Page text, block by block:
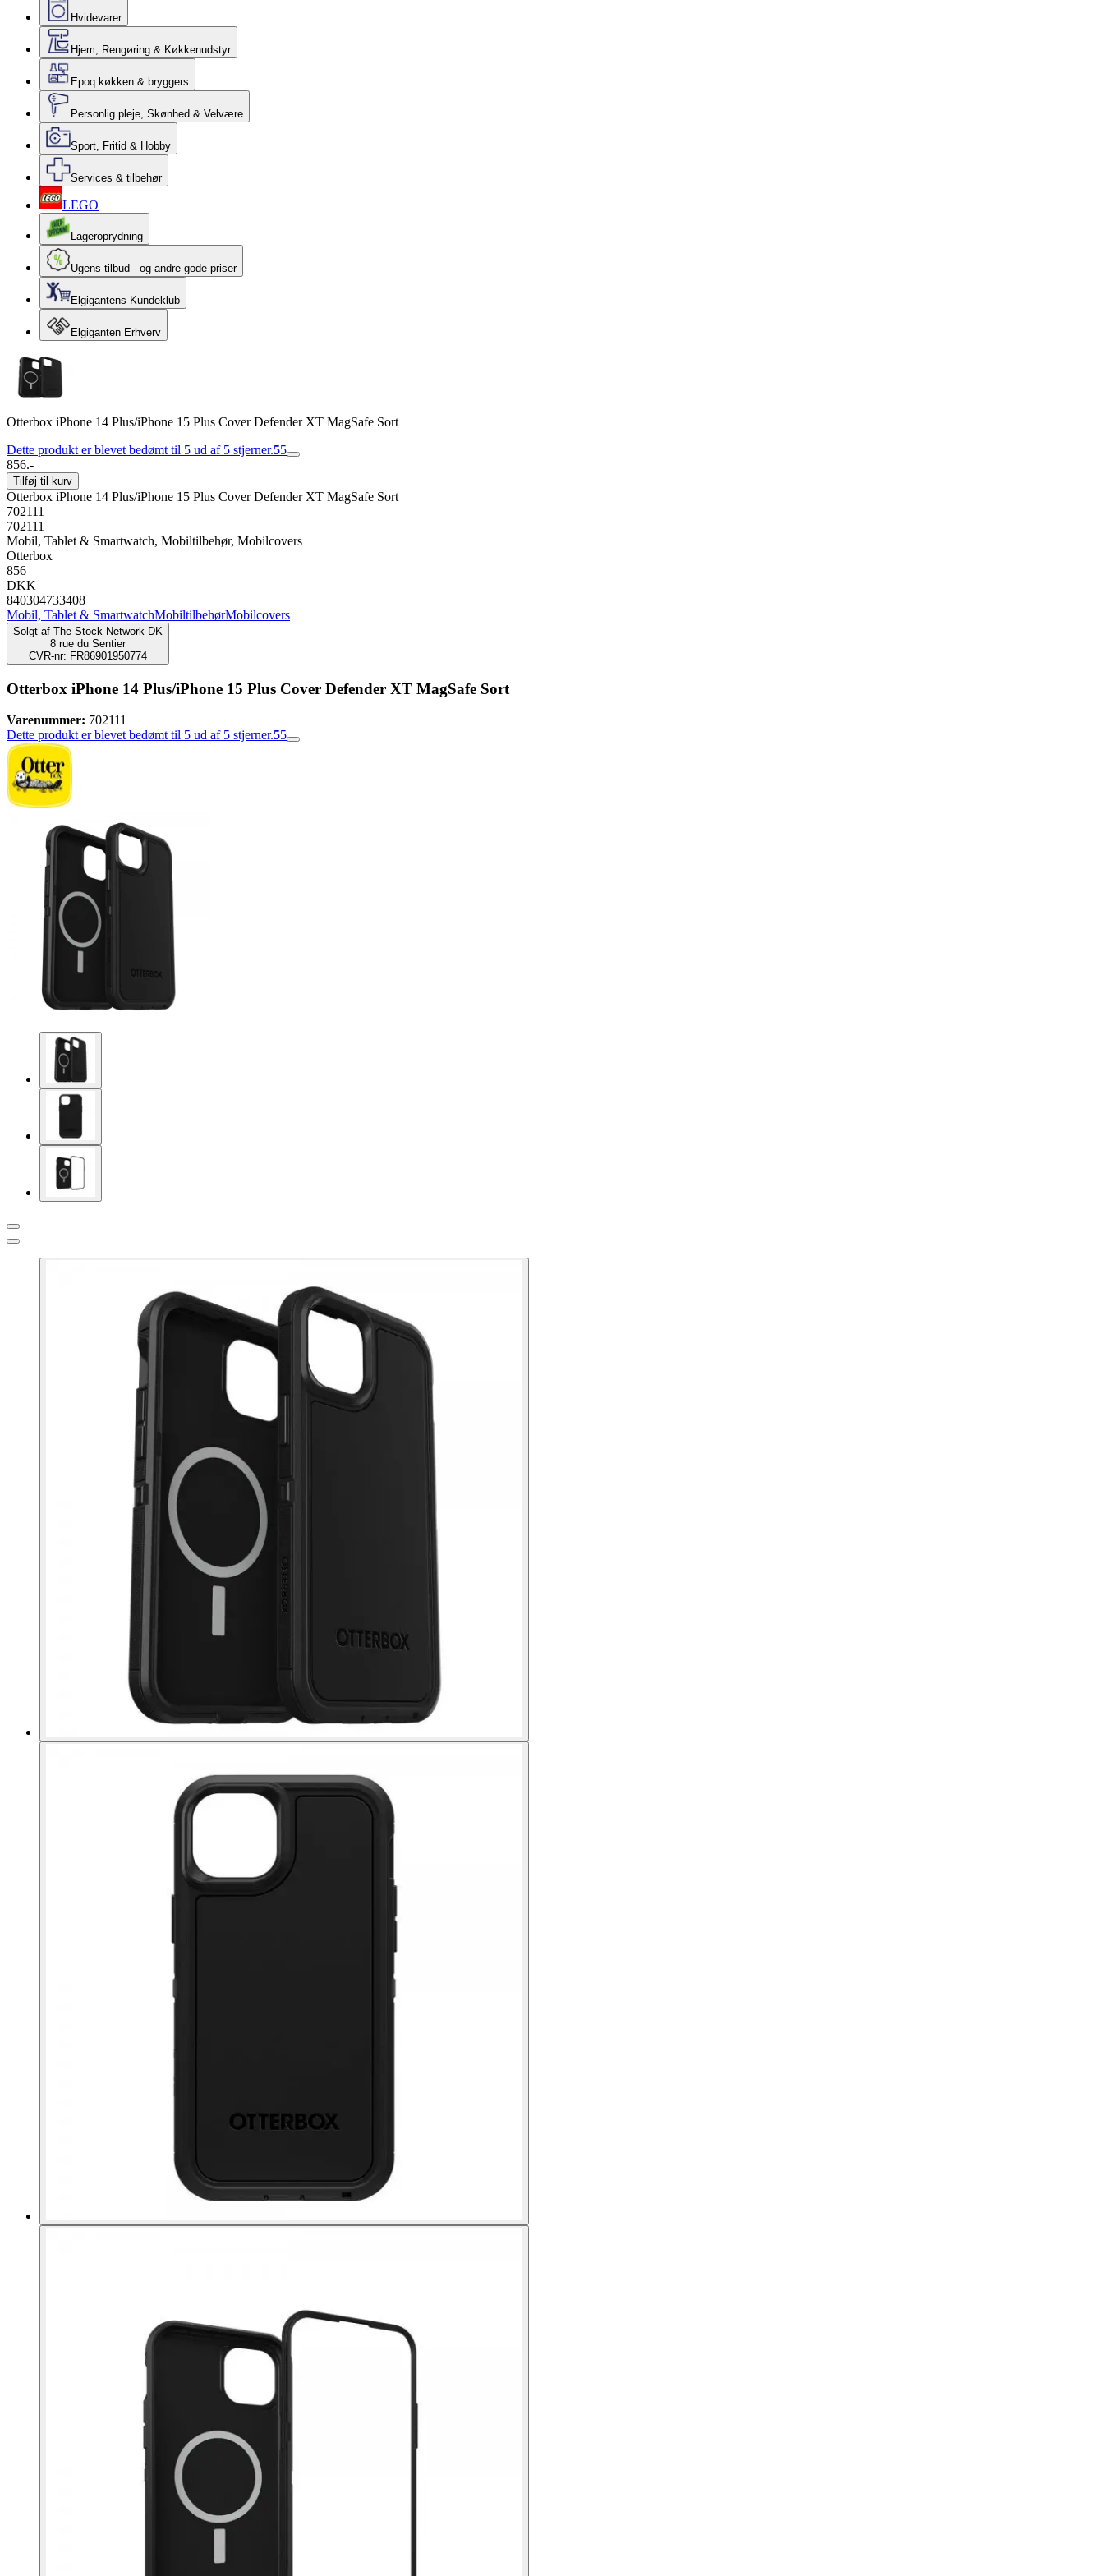
Hvidevarer
Hjem, Rengøring & Køkkenudstyr
Epoq køkken & bryggers
Personlig pleje, Skønhed & Velvære
Sport, Fritid & Hobby
Services & tilbehør
LEGO
Lageroprydning
Ugens tilbud - og andre gode priser
Elgigantens Kundeklub
Elgiganten Erhverv
Otterbox iPhone 14 Plus/iPhone 15 Plus Cover Defender XT MagSafe Sort
Dette produkt er blevet bedømt til 5 ud af 5 stjerner.55
856.-
Tilføj til kurv
Otterbox iPhone 14 Plus/iPhone 15 Plus Cover Defender XT MagSafe Sort
702111
702111
Mobil, Tablet & Smartwatch, Mobiltilbehør, Mobilcovers
Otterbox
856
DKK
840304733408
Mobil, Tablet & SmartwatchMobiltilbehørMobilcovers
Solgt af The Stock Network DK
8 rue du Sentier
CVR-nr: FR86901950774
Otterbox iPhone 14 Plus/iPhone 15 Plus Cover Defender XT MagSafe Sort
Varenummer: 702111
Dette produkt er blevet bedømt til 5 ud af 5 stjerner.55